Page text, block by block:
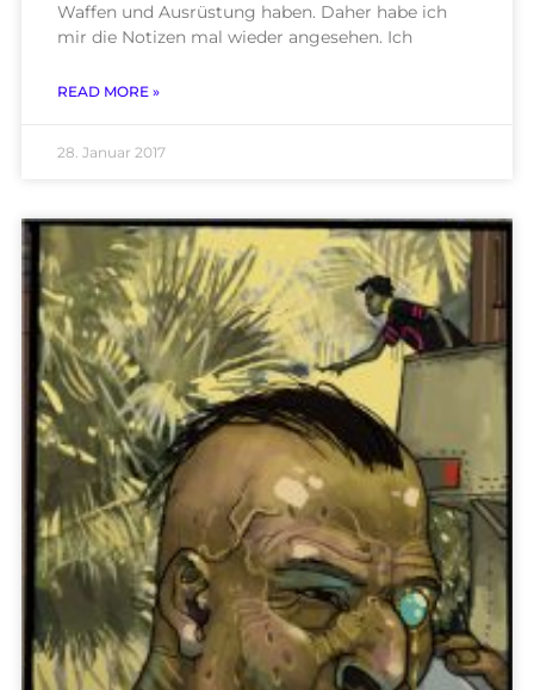
Waffen und Ausrüstung haben. Daher habe ich
mir die Notizen mal wieder angesehen. Ich
READ MORE »
28. Januar 2017